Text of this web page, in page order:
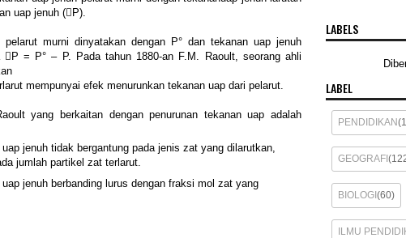
uap jenuh (􀀧P).
murni dinyatakan dengan P° dan tekanan uap jenuh
􀀧P = P° – P. Pada tahun 1880-an F.M. Raoult, seorang ahli
mempunyai efek menurunkan tekanan uap dari pelarut.
yang berkaitan dengan penurunan tekanan uap adalah
jenuh tidak bergantung pada jenis zat yang dilarutkan,
jumlah partikel zat terlarut.
uap jenuh berbanding lurus dengan fraksi mol zat yang
LABELS
LABEL
PENDIDIKAN
GEOGRAFI
BIOLOGI(60)
ILMU